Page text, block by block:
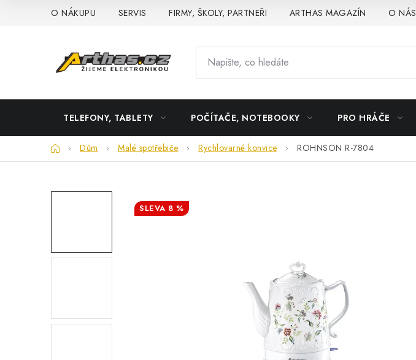
O NÁKUPU SERVIS FIRMY, ŠKOLY, PARTNEŘI ARTHAS MAGAZÍN O NÁS
TELEFONY, TABLETY POČÍTAČE, NOTEBOOKY PRO HRÁČE
DomůDům Malé spotřebiče Rychlovarné konvice ROHNSON R-7804
8 %